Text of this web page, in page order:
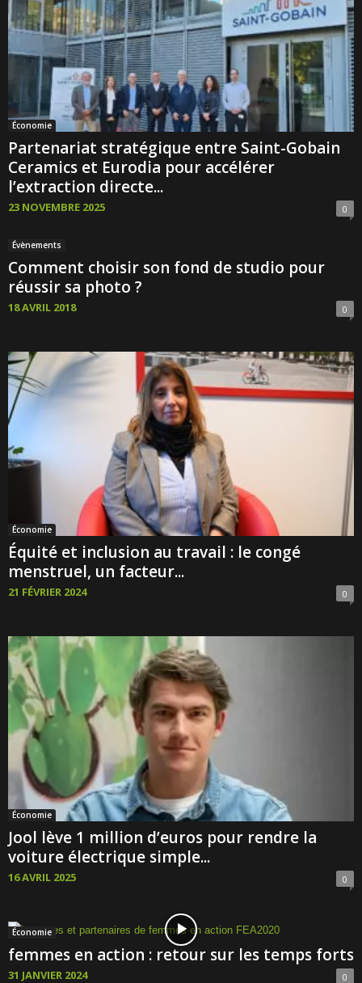
Économie
Partenariat stratégique entre Saint-Gobain
Ceramics et Eurodia pour accélérer
l’extraction directe...
23 NOVEMBRE 2025 0
Évènements
Comment choisir son fond de studio pour
réussir sa photo ?
18 AVRIL 2018 0
Économie
Équité et inclusion au travail : le congé
menstruel, un facteur...
21 FÉVRIER 2024 0
Économie
Jool lève 1 million d’euros pour rendre la
voiture électrique simple...
16 AVRIL 2025 0
Économie
femmes en action : retour sur les temps forts
31 JANVIER 2024 0